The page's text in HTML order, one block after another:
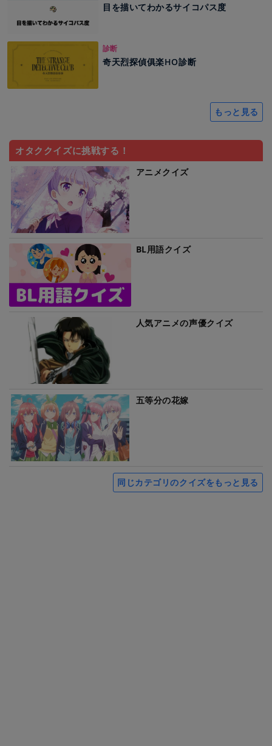
目を描いてわかるサイコパス度
診断
奇天烈探偵俱楽HO診断
もっと見る
オタククイズに挑戦する！
アニメクイズ
BL用語クイズ
人気アニメの声優クイズ
五等分の花嫁
同じカテゴリのクイズをもっと見る